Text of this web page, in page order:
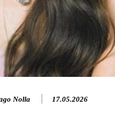
Nolla 17.05.2026